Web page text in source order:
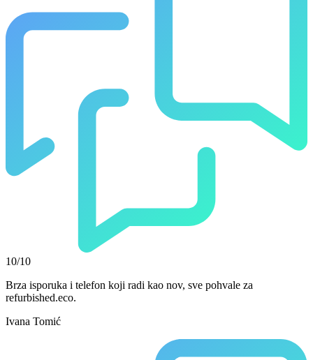
10/10
Brza isporuka i telefon koji radi kao nov, sve pohvale za
refurbished.eco.
Ivana Tomić